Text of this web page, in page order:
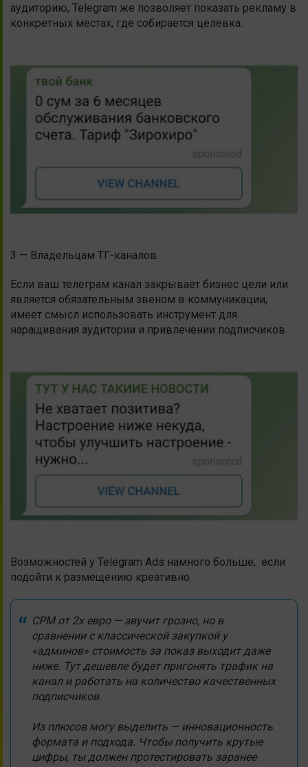
аудиторию, Telegram же позволяет показать рекламу в
конкретных местах, где собирается целевка.
3 — Владельцам ТГ-каналов
Если ваш телеграм канал закрывает бизнес цели или
является обязательным звеном в коммуникации,
имеет смысл использовать инструмент для
наращивания аудитории и привлечении подписчиков
Возможностей у Telegram Ads намного больше, если
подойти к размещению креативно.
CPM от 2х евро — звучит грозно, но в
сравнении с классической закупкой у
«админов» стоимость за показ выходит даже
ниже. Тут дешевле будет пригонять трафик на
канал и работать на количество качественных
подписчиков.
Из плюсов могу выделить — инновационность
формата и подхода. Чтобы получить крутые
цифры, ты должен протестировать заранее